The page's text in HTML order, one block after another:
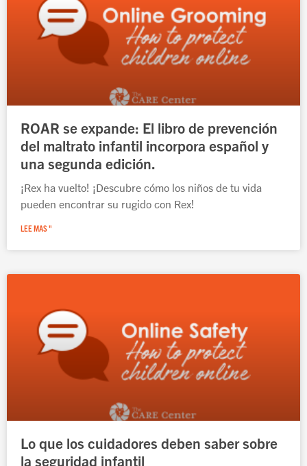
ROAR se expande: El libro de prevención
del maltrato infantil incorpora español y
una segunda edición.
¡Rex ha vuelto! ¡Descubre cómo los niños de tu vida
pueden encontrar su rugido con Rex!
LEE MAS "
Lo que los cuidadores deben saber sobre
la seguridad infantil